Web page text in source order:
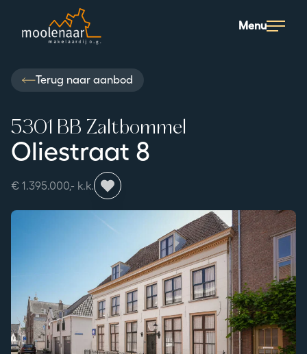
Moolenaar logo
Menu
Terug naar aanbod
Oliestraat 8
5301 BB Zaltbommel
€ 1.395.000,- k.k.